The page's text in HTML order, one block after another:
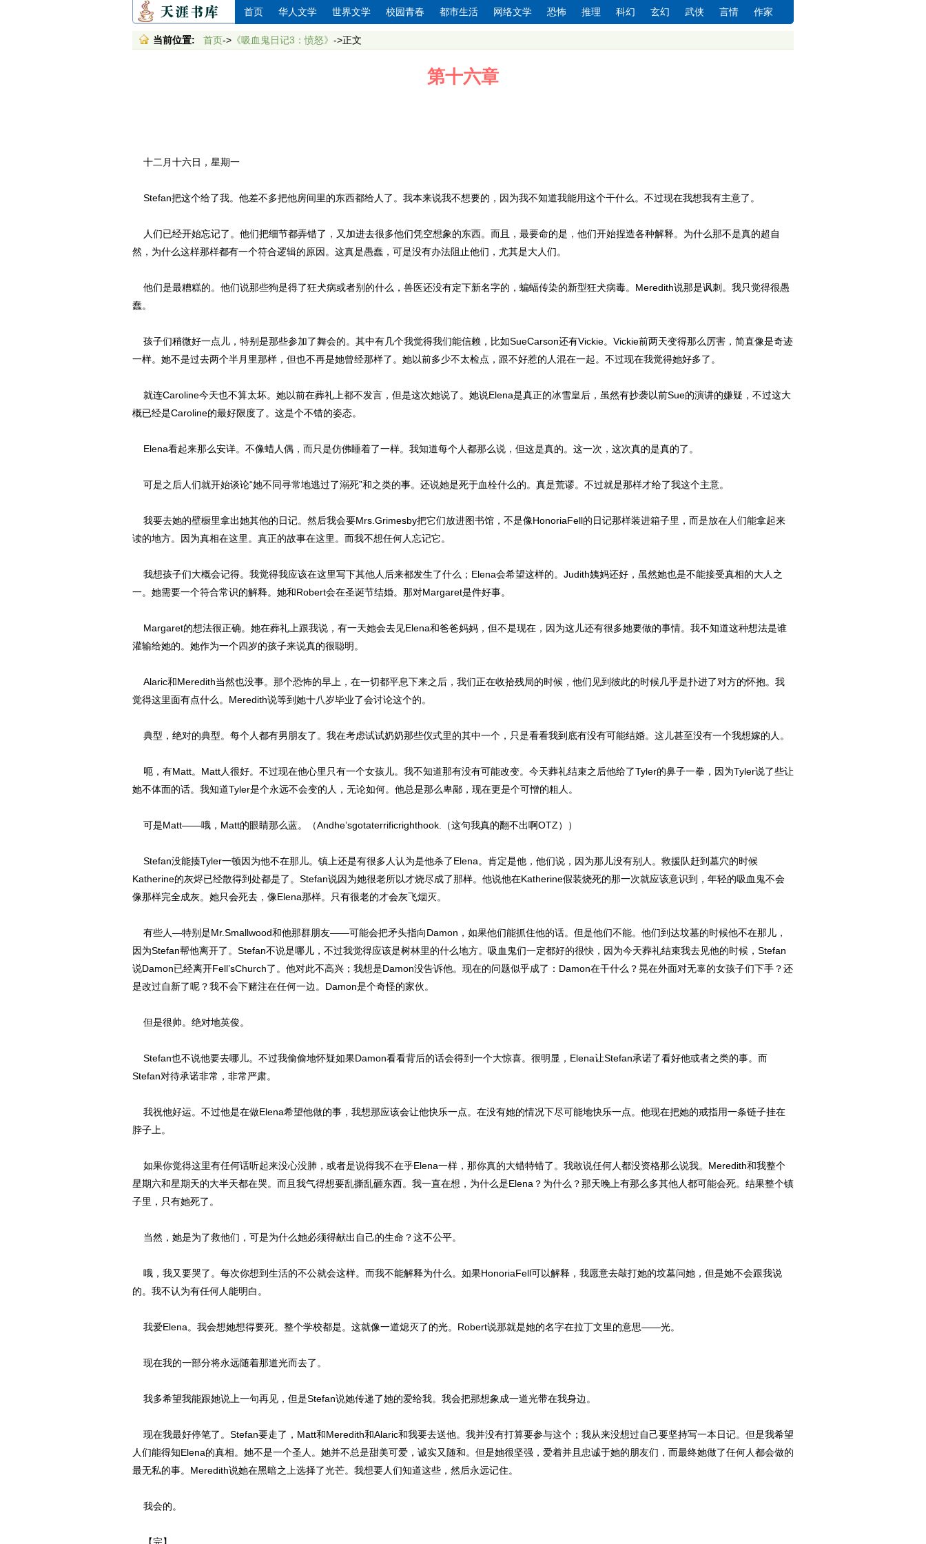
首页 华人文学 世界文学 校园青春 都市生活 网络文学 恐怖 推理 科幻 玄幻 武侠 言情 作家
当前位置: 首页-> 《吸血鬼日记3：愤怒》 ->正文
第十六章
十二月十六日，星期一
Stefan把这个给了我。他差不多把他房间里的东西都给人了。我本来说我不想要的，因为我不知道我能用这个干什么。不过现在我想我有主意了。
人们已经开始忘记了。他们把细节都弄错了，又加进去很多他们凭空想象的东西。而且，最要命的是，他们开始捏造各种解释。为什么那不是真的超自
然，为什么这样那样都有一个符合逻辑的原因。这真是愚蠢，可是没有办法阻止他们，尤其是大人们。
他们是最糟糕的。他们说那些狗是得了狂犬病或者别的什么，兽医还没有定下新名字的，蝙蝠传染的新型狂犬病毒。Meredith说那是讽刺。我只觉得很愚
蠢。
孩子们稍微好一点儿，特别是那些参加了舞会的。其中有几个我觉得我们能信赖，比如SueCarson还有Vickie。Vickie前两天变得那么厉害，简直像是奇迹
一样。她不是过去两个半月里那样，但也不再是她曾经那样了。她以前多少不太检点，跟不好惹的人混在一起。不过现在我觉得她好多了。
就连Caroline今天也不算太坏。她以前在葬礼上都不发言，但是这次她说了。她说Elena是真正的冰雪皇后，虽然有抄袭以前Sue的演讲的嫌疑，不过这大
概已经是Caroline的最好限度了。这是个不错的姿态。
Elena看起来那么安详。不像蜡人偶，而只是仿佛睡着了一样。我知道每个人都那么说，但这是真的。这一次，这次真的是真的了。
可是之后人们就开始谈论“她不同寻常地逃过了溺死”和之类的事。还说她是死于血栓什么的。真是荒谬。不过就是那样才给了我这个主意。
我要去她的壁橱里拿出她其他的日记。然后我会要Mrs.Grimesby把它们放进图书馆，不是像HonoriaFell的日记那样装进箱子里，而是放在人们能拿起来
读的地方。因为真相在这里。真正的故事在这里。而我不想任何人忘记它。
我想孩子们大概会记得。我觉得我应该在这里写下其他人后来都发生了什么；Elena会希望这样的。Judith姨妈还好，虽然她也是不能接受真相的大人之
一。她需要一个符合常识的解释。她和Robert会在圣诞节结婚。那对Margaret是件好事。
Margaret的想法很正确。她在葬礼上跟我说，有一天她会去见Elena和爸爸妈妈，但不是现在，因为这儿还有很多她要做的事情。我不知道这种想法是谁
灌输给她的。她作为一个四岁的孩子来说真的很聪明。
Alaric和Meredith当然也没事。那个恐怖的早上，在一切都平息下来之后，我们正在收拾残局的时候，他们见到彼此的时候几乎是扑进了对方的怀抱。我
觉得这里面有点什么。Meredith说等到她十八岁毕业了会讨论这个的。
典型，绝对的典型。每个人都有男朋友了。我在考虑试试奶奶那些仪式里的其中一个，只是看看我到底有没有可能结婚。这儿甚至没有一个我想嫁的人。
呃，有Matt。Matt人很好。不过现在他心里只有一个女孩儿。我不知道那有没有可能改变。今天葬礼结束之后他给了Tyler的鼻子一拳，因为Tyler说了些让
她不体面的话。我知道Tyler是个永远不会变的人，无论如何。他总是那么卑鄙，现在更是个可憎的粗人。
可是Matt——哦，Matt的眼睛那么蓝。（Andhe’sgotaterrificrighthook.（这句我真的翻不出啊OTZ））
Stefan没能揍Tyler一顿因为他不在那儿。镇上还是有很多人认为是他杀了Elena。肯定是他，他们说，因为那儿没有别人。救援队赶到墓穴的时候
Katherine的灰烬已经散得到处都是了。Stefan说因为她很老所以才烧尽成了那样。他说他在Katherine假装烧死的那一次就应该意识到，年轻的吸血鬼不会
像那样完全成灰。她只会死去，像Elena那样。只有很老的才会灰飞烟灭。
有些人—特别是Mr.Smallwood和他那群朋友——可能会把矛头指向Damon，如果他们能抓住他的话。但是他们不能。他们到达坟墓的时候他不在那儿，
因为Stefan帮他离开了。Stefan不说是哪儿，不过我觉得应该是树林里的什么地方。吸血鬼们一定都好的很快，因为今天葬礼结束我去见他的时候，Stefan
说Damon已经离开Fell’sChurch了。他对此不高兴；我想是Damon没告诉他。现在的问题似乎成了：Damon在干什么？晃在外面对无辜的女孩子们下手？还
是改过自新了呢？我不会下赌注在任何一边。Damon是个奇怪的家伙。
但是很帅。绝对地英俊。
Stefan也不说他要去哪儿。不过我偷偷地怀疑如果Damon看看背后的话会得到一个大惊喜。很明显，Elena让Stefan承诺了看好他或者之类的事。而
Stefan对待承诺非常，非常严肃。
我祝他好运。不过他是在做Elena希望他做的事，我想那应该会让他快乐一点。在没有她的情况下尽可能地快乐一点。他现在把她的戒指用一条链子挂在
脖子上。
如果你觉得这里有任何话听起来没心没肺，或者是说得我不在乎Elena一样，那你真的大错特错了。我敢说任何人都没资格那么说我。Meredith和我整个
星期六和星期天的大半天都在哭。而且我气得想要乱撕乱砸东西。我一直在想，为什么是Elena？为什么？那天晚上有那么多其他人都可能会死。结果整个镇
子里，只有她死了。
当然，她是为了救他们，可是为什么她必须得献出自己的生命？这不公平。
哦，我又要哭了。每次你想到生活的不公就会这样。而我不能解释为什么。如果HonoriaFell可以解释，我愿意去敲打她的坟墓问她，但是她不会跟我说
的。我不认为有任何人能明白。
我爱Elena。我会想她想得要死。整个学校都是。这就像一道熄灭了的光。Robert说那就是她的名字在拉丁文里的意思——光。
现在我的一部分将永远随着那道光而去了。
我多希望我能跟她说上一句再见，但是Stefan说她传递了她的爱给我。我会把那想象成一道光带在我身边。
现在我最好停笔了。Stefan要走了，Matt和Meredith和Alaric和我要去送他。我并没有打算要参与这个；我从来没想过自己要坚持写一本日记。但是我希望
人们能得知Elena的真相。她不是一个圣人。她并不总是甜美可爱，诚实又随和。但是她很坚强，爱着并且忠诚于她的朋友们，而最终她做了任何人都会做的
最无私的事。Meredith说她在黑暗之上选择了光芒。我想要人们知道这些，然后永远记住。
我会的。